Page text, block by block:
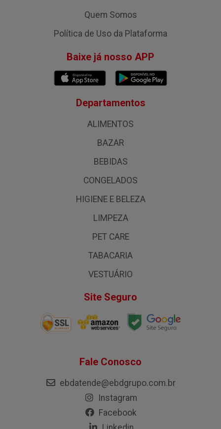
Quem Somos
Política de Uso da Plataforma
Baixe já nosso APP
Departamentos
ALIMENTOS
BAZAR
BEBIDAS
CONGELADOS
HIGIENE E BELEZA
LIMPEZA
PET CARE
TABACARIA
VESTUÁRIO
Site Seguro
Fale Conosco
ebdatende@ebdgrupo.com.br
Instagram
Facebook